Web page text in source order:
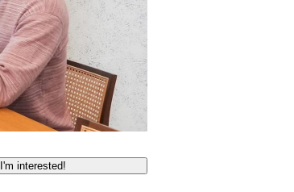
I'm interested!